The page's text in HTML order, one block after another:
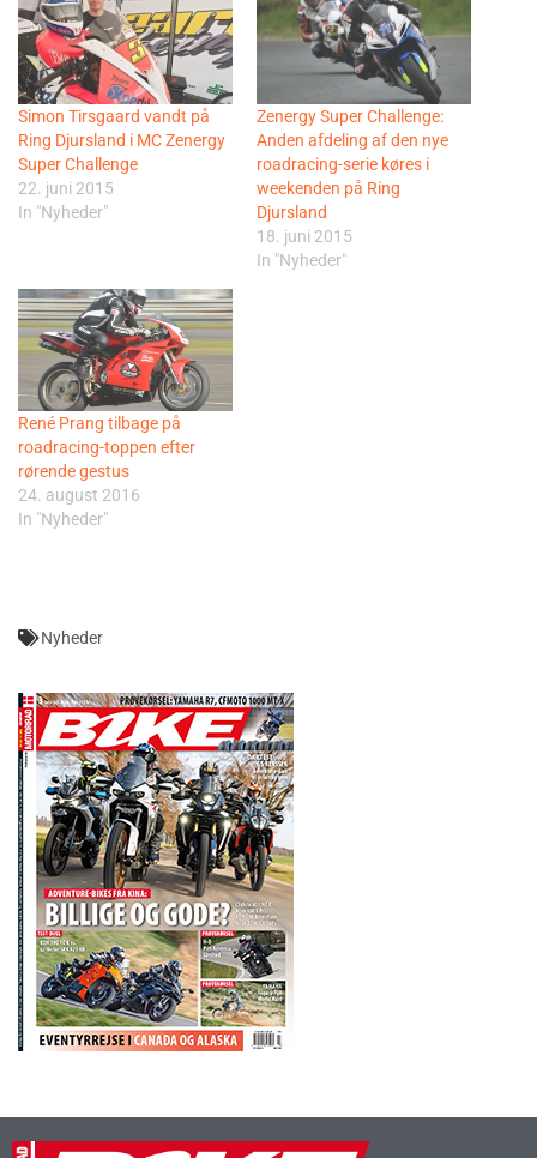
Simon Tirsgaard vandt på
Ring Djursland i MC Zenergy
Super Challenge
22. juni 2015
In "Nyheder"
Zenergy Super Challenge:
Anden afdeling af den nye
roadracing-serie køres i
weekenden på Ring
Djursland
18. juni 2015
In "Nyheder"
René Prang tilbage på
roadracing-toppen efter
rørende gestus
24. august 2016
In "Nyheder"
Nyheder